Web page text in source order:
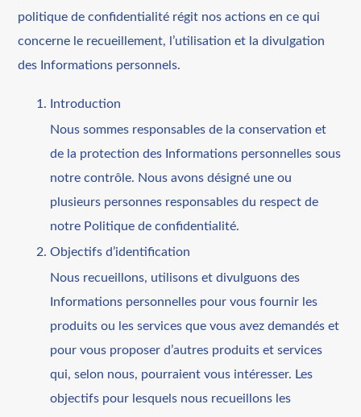
politique de confidentialité régit nos actions en ce qui
concerne le recueillement, l’utilisation et la divulgation
des Informations personnels.
Introduction
Nous sommes responsables de la conservation et
de la protection des Informations personnelles sous
notre contrôle. Nous avons désigné une ou
plusieurs personnes responsables du respect de
notre Politique de confidentialité.
Objectifs d’identification
Nous recueillons, utilisons et divulguons des
Informations personnelles pour vous fournir les
produits ou les services que vous avez demandés et
pour vous proposer d’autres produits et services
qui, selon nous, pourraient vous intéresser. Les
objectifs pour lesquels nous recueillons les